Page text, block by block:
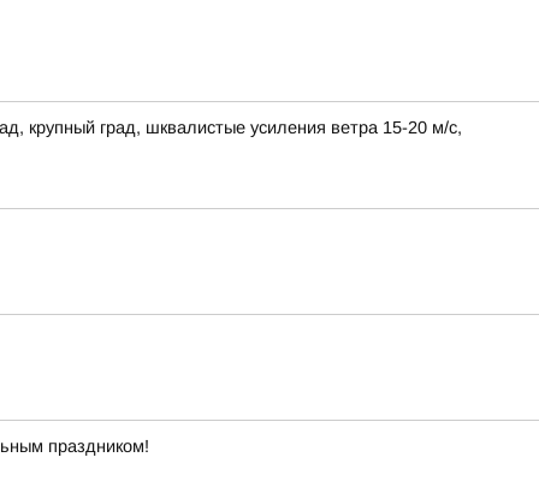
крупный град, шквалистые усиления ветра 15-20 м/с,
праздником!